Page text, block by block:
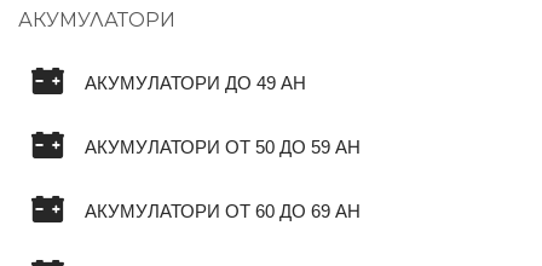
АКУМУЛАТОРИ
АКУМУЛАТОРИ ДО 49 AH
АКУМУЛАТОРИ ОТ 50 ДО 59 AH
АКУМУЛАТОРИ ОТ 60 ДО 69 AH